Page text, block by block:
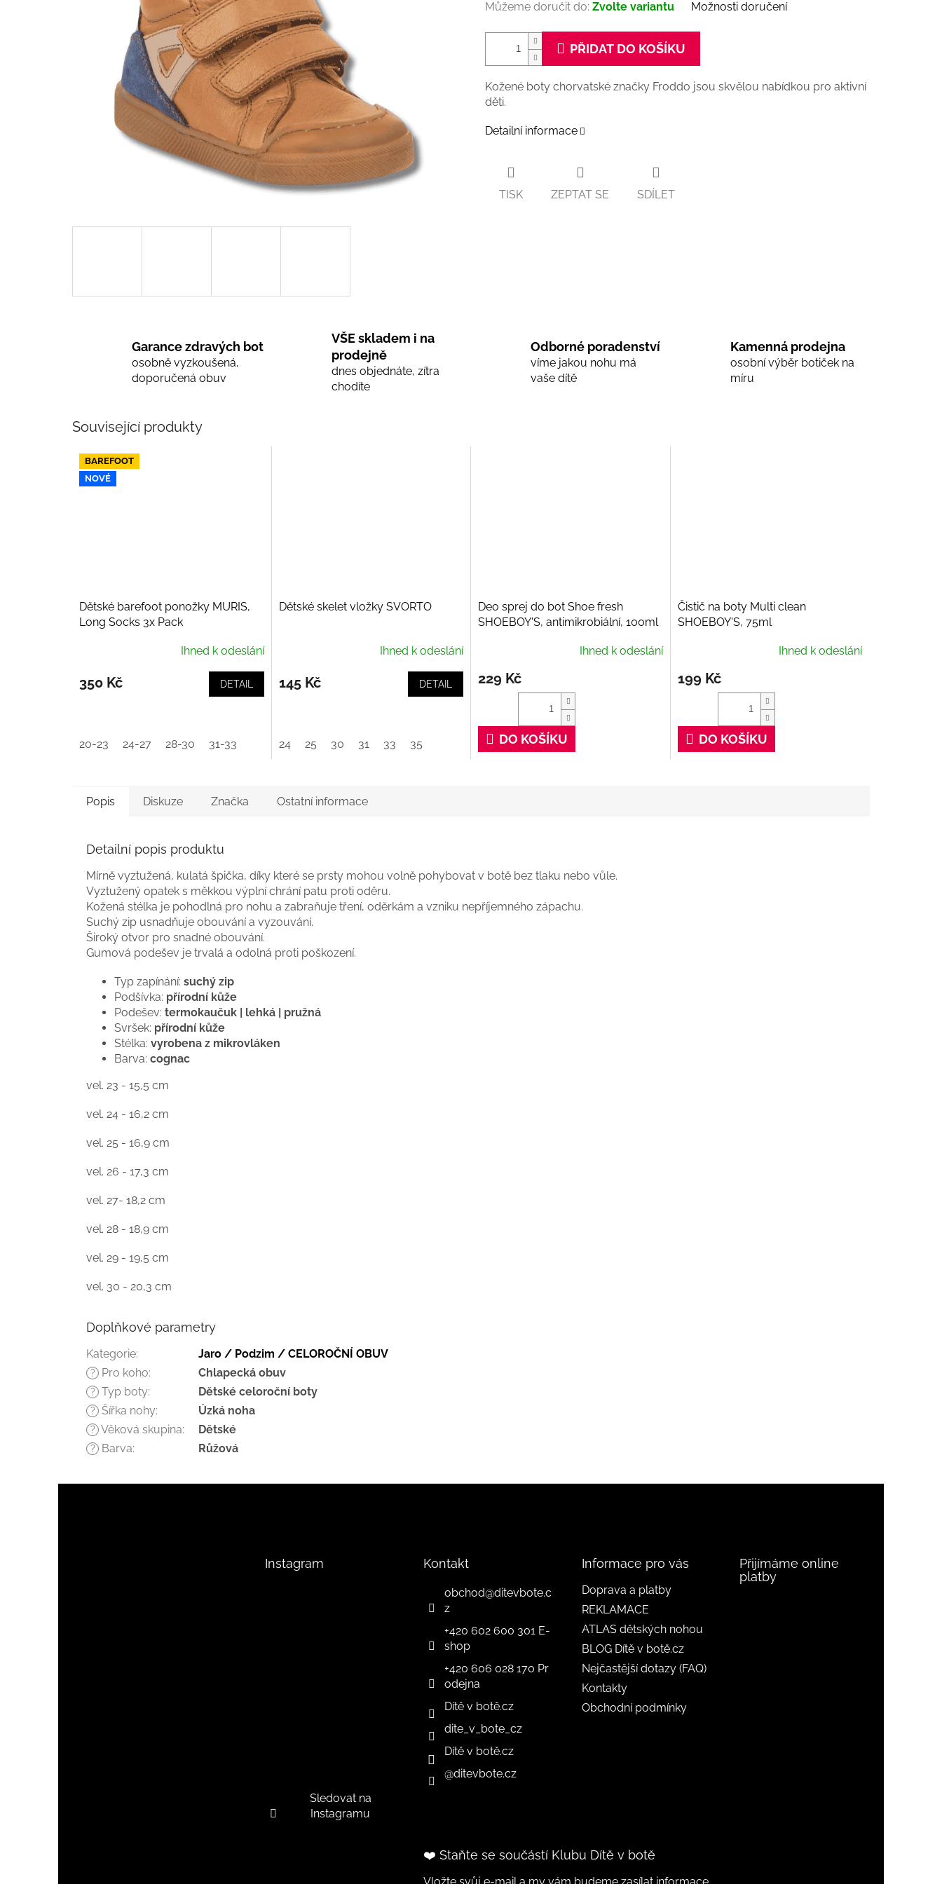
Můžeme doručit do: Zvolte variantu Možnosti doručení
PŘIDAT DO KOŠÍKU
Kožené boty chorvatské značky Froddo jsou skvělou nabídkou pro aktivní
děti.
Detailní informace
TISK ZEPTAT SE SDÍLET
Garance zdravých bot
osobně vyzkoušená,
doporučená obuv
VŠE skladem i na
prodejně
dnes objednáte, zítra
chodíte
Odborné poradenství
víme jakou nohu má
vaše dítě
Kamenná prodejna
osobní výběr botiček na
míru
Související produkty
BAREFOOT
NOVÉ
Dětské barefoot ponožky MURIS,
Long Socks 3x Pack
Ihned k odeslání
350 Kč DETAIL
20-23 24-27 28-30 31-33
Dětské skelet vložky SVORTO
Ihned k odeslání
145 Kč DETAIL
24 25 30 31 33 35
Deo sprej do bot Shoe fresh
SHOEBOY'S, antimikrobiální, 100ml
Ihned k odeslání
229 Kč
DO KOŠÍKU
Čistič na boty Multi clean
SHOEBOY'S, 75ml
Ihned k odeslání
199 Kč
DO KOŠÍKU
Popis Diskuze Značka Ostatní informace
Detailní popis produktu
Mírně vyztužená, kulatá špička, díky které se prsty mohou volně pohybovat v botě bez tlaku nebo vůle.
Vyztužený opatek s měkkou výplní chrání patu proti oděru.
Kožená stélka je pohodlná pro nohu a zabraňuje tření, oděrkám a vzniku nepříjemného zápachu.
Suchý zip usnadňuje obouvání a vyzouvání.
Široký otvor pro snadné obouvání.
Gumová podešev je trvalá a odolná proti poškození.
Typ zapínání: suchý zip
Podšívka: přírodní kůže
Podešev: termokaučuk | lehká | pružná
Svršek: přírodní kůže
Stélka: vyrobena z mikrovláken
Barva: cognac
vel. 23 - 15,5 cm
vel. 24 - 16,2 cm
vel. 25 - 16,9 cm
vel. 26 - 17,3 cm
vel. 27- 18,2 cm
vel. 28 - 18,9 cm
vel. 29 - 19,5 cm
vel. 30 - 20,3 cm
Doplňkové parametry
Kategorie: Jaro / Podzim / CELOROČNÍ OBUV
? Pro koho: Chlapecká obuv
? Typ boty: Dětské celoroční boty
? Šířka nohy: Úzká noha
? Věková skupina: Dětské
? Barva: Růžová
Instagram
Sledovat na
Instagramu
Kontakt
obchod@ditevbote.c
z
+420 602 600 301 E-
shop
+420 606 028 170 Pr
odejna
Dítě v botě.cz
dite_v_bote_cz
Dítě v botě.cz
@ditevbote.cz
Informace pro vás
Doprava a platby
REKLAMACE
ATLAS dětských nohou
BLOG Dítě v botě.cz
Nejčastější dotazy (FAQ)
Kontakty
Obchodní podmínky
Přijímáme online
platby
❤️ Staňte se součástí Klubu Dítě v botě